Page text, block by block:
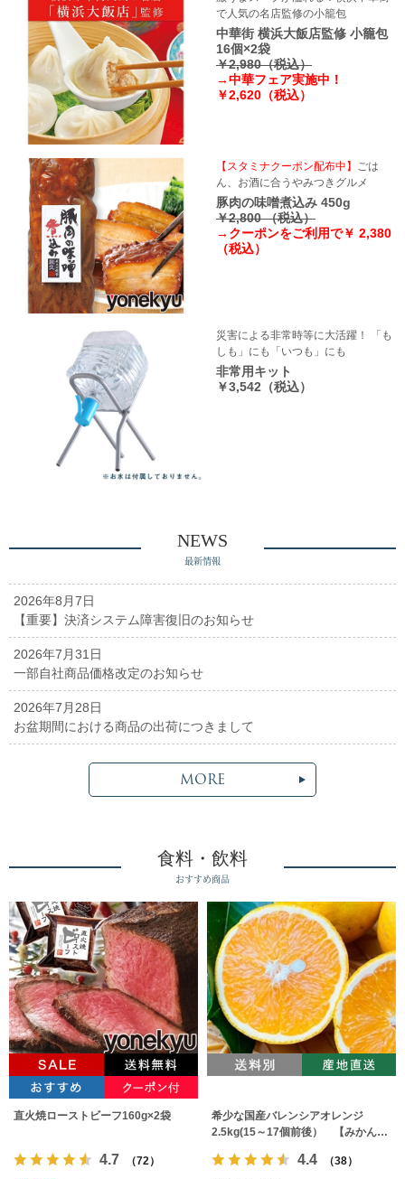
で人気の名店監修の小籠包
中華街 横浜大飯店監修 小籠包
16個×2袋
￥2,980（税込）
→中華フェア実施中！
￥2,620（税込）
【スタミナクーポン配布中】
ごは
ん、お酒に合うやみつきグルメ
豚肉の味噌煮込み 450g
￥2,800 （税込）
→クーポンをご利用で￥ 2,380
（税込）
災害による非常時等に大活躍！ 「も
しも」にも「いつも」にも
非常用キット
￥3,542（税込）
NEWS
最新情報
2026年8月7日
【重要】決済システム障害復旧のお知らせ
2026年7月31日
一部自社商品価格改定のお知らせ
2026年7月28日
お盆期間における商品の出荷につきまして
MORE
食料・飲料
おすすめ商品
直火焼ローストビーフ160g×2袋
4.7 （72）
希少な国産バレンシアオレンジ
2.5kg(15～17個前後） 【みかんの
4.4 （38）